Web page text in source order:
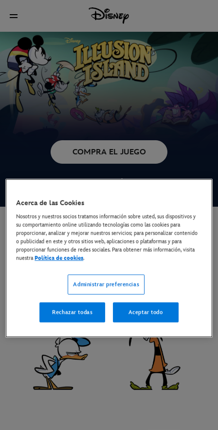
COMPRA EL JUEGO
Acerca de las Cookies
Nosotros y nuestros socios tratamos información sobre usted, sus dispositivos y
su comportamiento online utilizando tecnologías como las cookies para
proporcionar, analizar y mejorar nuestros servicios; para personalizar contenido
o publicidad en este y otros sitios web, aplicaciones o plataformas y para
proporcionar funciones de redes sociales. Para obtener más información, visita
nuestraPolítica de cookies.
Administrar preferencias
Rechazar todas Aceptar todo